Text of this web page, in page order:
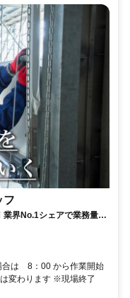
フ
界No.1シェアで業務量安
（６か月間の研修手当有
合は 8：00 から作業開始
変わります ※現場終了